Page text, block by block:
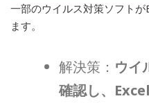
一部のウイルス対策ソフト
ます。
解決策： ウイ
確認し、